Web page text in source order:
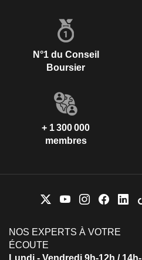
N°1 du Conseil
Boursier
+ 1 300 000
membres
NOS EXPERTS À VOTRE
ÉCOUTE
Lundi - Vendredi 9h-12h / 14h-